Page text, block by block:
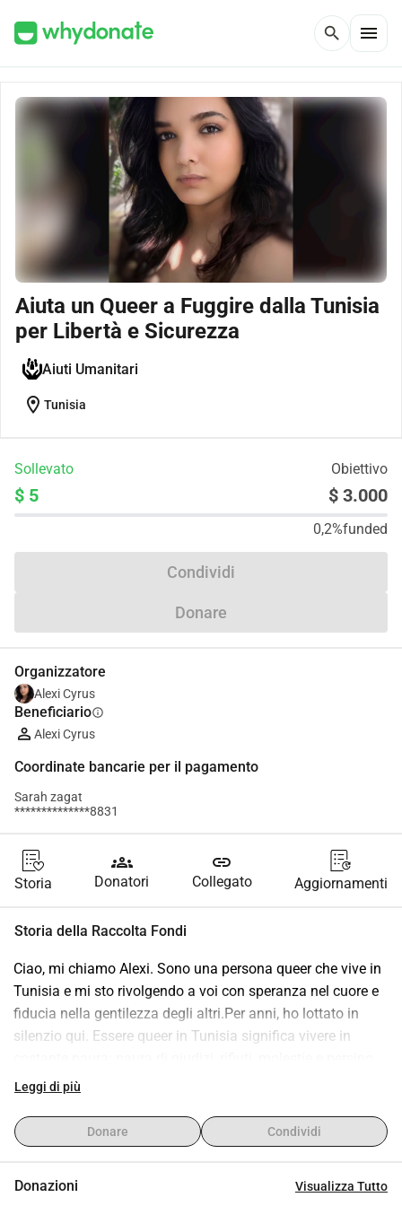
search menu
Aiuta un Queer a Fuggire dalla Tunisia
per Libertà e Sicurezza
Aiuti Umanitari
location_on Tunisia
Sollevato Obiettivo
$ 5 $ 3.000
0,2%funded
Condividi
Donare
Organizzatore
Alexi Cyrus
Beneficiarioinfo
Alexi Cyrus
Coordinate bancarie per il pagamento
Sarah zagat
**************8831
Storia
groups
Donatori
link
Collegato Aggiornamenti
Storia della Raccolta Fondi
Ciao, mi chiamo Alexi. Sono una persona queer che vive in
Tunisia e mi sto rivolgendo a voi con speranza nel cuore e
fiducia nella gentilezza degli altri.Per anni, ho lottato in
silenzio qui. Essere queer in Tunisia significa vivere in
pericoli. Ogni giorno sembra una lotta per esistere come me
costruire una vita in cui possa finalmente respirare, amare
apertamente e inseguire i miei obiettivi senza che la paura
per ricominciare in un luogo dove possa vivere con dignità,
Leggi di più
Donare Condividi
Donazioni Visualizza Tutto